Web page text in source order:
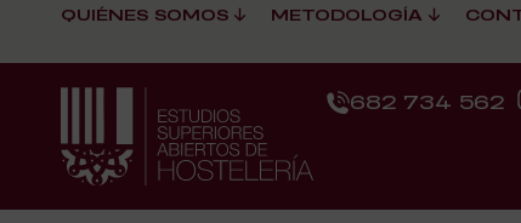
QUIÉNES SOMOS METODOLOGÍA
682 734 562